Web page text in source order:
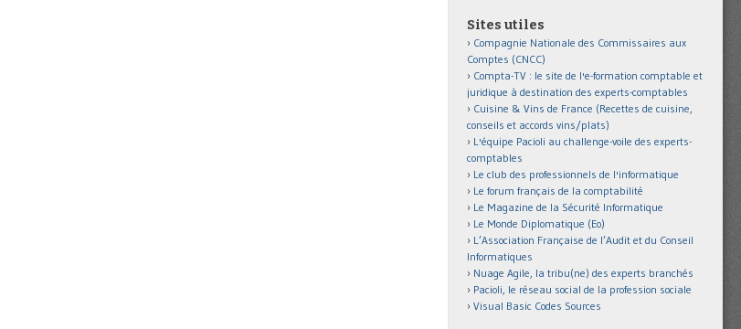
Sites utiles
Compagnie Nationale des Commissaires aux
Comptes (CNCC)
Compta-TV : le site de l'e-formation comptable et
juridique à destination des experts-comptables
Cuisine & Vins de France (Recettes de cuisine,
conseils et accords vins/plats)
L'équipe Pacioli au challenge-voile des experts-
comptables
Le club des professionnels de l'informatique
Le forum français de la comptabilité
Le Magazine de la Sécurité Informatique
Le Monde Diplomatique (Eo)
L’Association Française de l’Audit et du Conseil
Informatiques
Nuage Agile, la tribu(ne) des experts branchés
Pacioli, le réseau social de la profession sociale
Visual Basic Codes Sources